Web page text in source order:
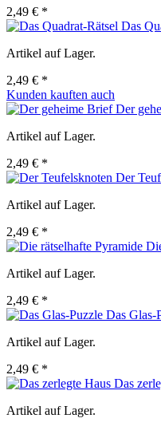
2,49 € *
Das
Artikel auf Lager.
2,49 € *
Kunden kauften auch
Der
Artikel auf Lager.
2,49 € *
Der
Artikel auf Lager.
2,49 € *
Artikel auf Lager.
2,49 € *
Das Glas-
Artikel auf Lager.
2,49 € *
Das
Artikel auf Lager.